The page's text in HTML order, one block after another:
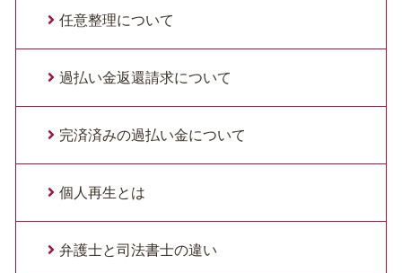
任意整理について
過払い金返還請求について
完済済みの過払い金について
個人再生とは
弁護士と司法書士の違い